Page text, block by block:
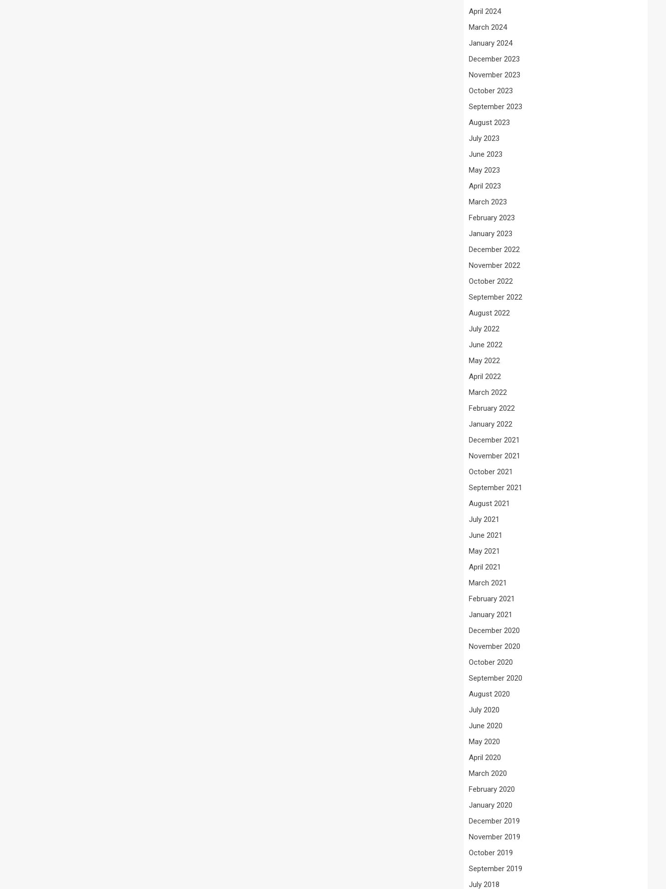
April 2024
March 2024
January 2024
December 2023
November 2023
October 2023
September 2023
August 2023
July 2023
June 2023
May 2023
April 2023
March 2023
February 2023
January 2023
December 2022
November 2022
October 2022
September 2022
August 2022
July 2022
June 2022
May 2022
April 2022
March 2022
February 2022
January 2022
December 2021
November 2021
October 2021
September 2021
August 2021
July 2021
June 2021
May 2021
April 2021
March 2021
February 2021
January 2021
December 2020
November 2020
October 2020
September 2020
August 2020
July 2020
June 2020
May 2020
April 2020
March 2020
February 2020
January 2020
December 2019
November 2019
October 2019
September 2019
July 2018